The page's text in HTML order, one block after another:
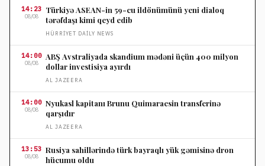
14:23
08/08
Türkiyə ASEAN-in 59-cu ildönümünü yeni dialoq
tərəfdaşı kimi qeyd edib
HÜRRIYET DAILY NEWS
14:00
08/08
ABŞ Avstraliyada skandium mədəni üçün 400 milyon
dollar investisiya ayırdı
AL JAZEERA
14:00
08/08
Nyukasl kapitanı Brunu Quimaraesin transferinə
qarşıdır
AL JAZEERA
13:53
08/08
Rusiya sahillərində türk bayraqlı yük gəmisinə dron
hücumu oldu